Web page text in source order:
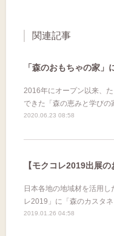
関連記事
「森のおもちゃの家」
2016年にオープン以来、
できた「森の恵みと学び
2020.06.23 08:58
【モクコレ2019出展
日本各地の地域材を活用
レ2019」に「森のカスタ
2019.01.26 04:58